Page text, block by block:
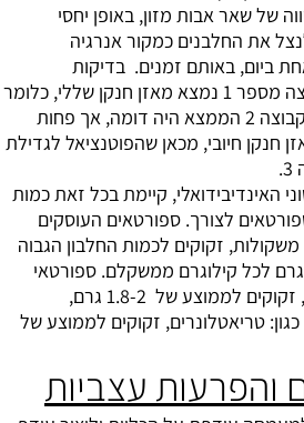
של שאר אבות מזון, באופן יחסי
את החלבנים כמקור אנרגיה
ביום, באותם זמנים. בדיקות
הספורטאים העלו, כי בקבוצה מספר 1 נמצא מאזן חנקן שללי, כלומר
התבצע "פרוק שרירים". בקבוצה 2 הממצא היה דומה, אך פחות
3 נצפה מאזן חנקן חיובי, מכאן שהפוטנציאל לגדילת
האינדיבידואלי, קיימת בכל זאת כמות
לצורך. ספורטאים העוסקים
משקולות, זקוקים לכמות החלבון הגבוה
ביותר, בממוצע של 2-2.3 גרם לכל קילוגרם ממשקלם. ספורטאי
סיבולת, מתאגרפים למשל, זקוקים לממוצע של 1.8-2 גרם,
טריאטלונרים, זקוקים לממוצע של
והפרעות עצביות